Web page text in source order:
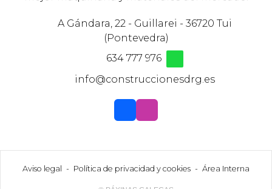
A Gándara, 22 - Guillarei - 36720 Tui
(Pontevedra)
634 777 976
info@construccionesdrg.es
Aviso legal - Política de privacidad y cookies - Área Interna